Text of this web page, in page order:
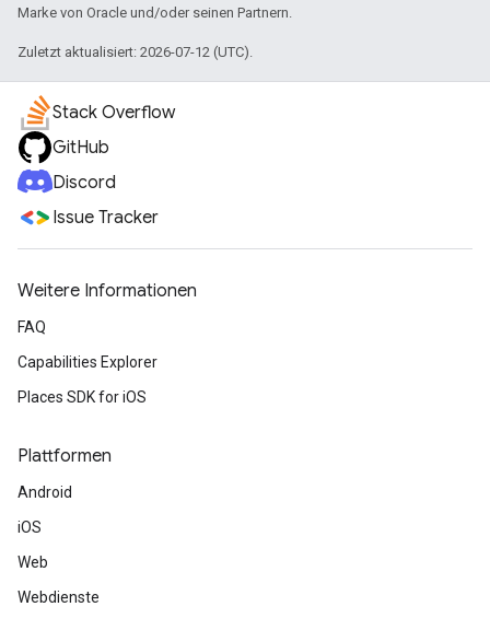
Marke von Oracle und/oder seinen Partnern.
Zuletzt aktualisiert: 2026-07-12 (UTC).
Stack Overflow
GitHub
Discord
Issue Tracker
Weitere Informationen
FAQ
Capabilities Explorer
Places SDK for iOS
Plattformen
Android
iOS
Web
Webdienste